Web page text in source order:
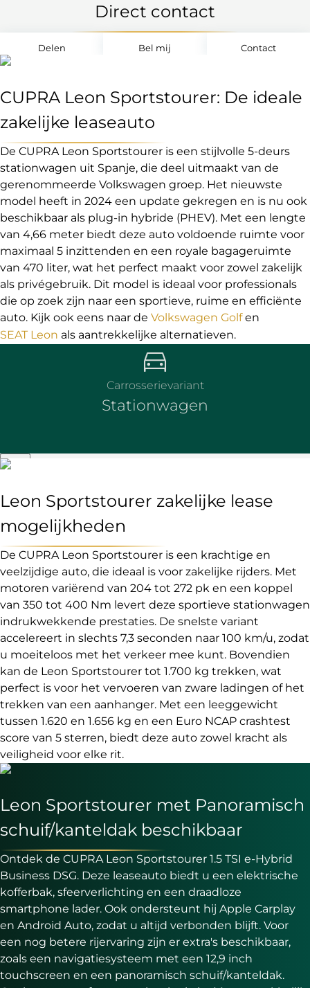
Direct contact
Delen Bel mij Contact
CUPRA Leon Sportstourer: De ideale
zakelijke leaseauto
De CUPRA Leon Sportstourer is een stijlvolle 5-deurs
stationwagen uit Spanje, die deel uitmaakt van de
gerenommeerde Volkswagen groep. Het nieuwste
model heeft in 2024 een update gekregen en is nu ook
beschikbaar als plug-in hybride (PHEV). Met een lengte
van 4,66 meter biedt deze auto voldoende ruimte voor
maximaal 5 inzittenden en een royale bagageruimte
van 470 liter, wat het perfect maakt voor zowel zakelijk
als privégebruik. Dit model is ideaal voor professionals
die op zoek zijn naar een sportieve, ruime en efficiënte
auto. Kijk ook eens naar de Volkswagen Golfen
SEAT Leon als aantrekkelijke alternatieven.
Carrosserievariant
Stationwagen
Leon Sportstourer zakelijke lease
mogelijkheden
De CUPRA Leon Sportstourer is een krachtige en
veelzijdige auto, die ideaal is voor zakelijke rijders. Met
motoren variërend van 204 tot 272 pk en een koppel
van 350 tot 400 Nm levert deze sportieve stationwagen
indrukwekkende prestaties. De snelste variant
accelereert in slechts 7,3 seconden naar 100 km/u, zodat
u moeiteloos met het verkeer mee kunt. Bovendien
kan de Leon Sportstourer tot 1.700 kg trekken, wat
perfect is voor het vervoeren van zware ladingen of het
trekken van een aanhanger. Met een leeggewicht
tussen 1.620 en 1.656 kg en een Euro NCAP crashtest
score van 5 sterren, biedt deze auto zowel kracht als
veiligheid voor elke rit.
Leon Sportstourer met Panoramisch
schuif/kanteldak beschikbaar
Ontdek de CUPRA Leon Sportstourer 1.5 TSI e-Hybrid
Business DSG. Deze leaseauto biedt u een elektrische
kofferbak, sfeerverlichting en een draadloze
smartphone lader. Ook ondersteunt hij Apple Carplay
en Android Auto, zodat u altijd verbonden blijft. Voor
een nog betere rijervaring zijn er extra's beschikbaar,
zoals een navigatiesysteem met een 12,9 inch
touchscreen en een panoramisch schuif/kanteldak.